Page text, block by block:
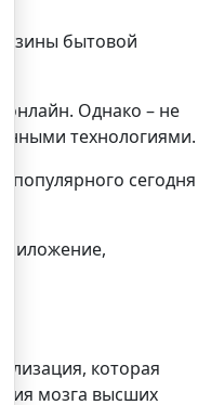
бытовой
Однако – не
технологиями.
популярного сегодня
которая
мозга высших